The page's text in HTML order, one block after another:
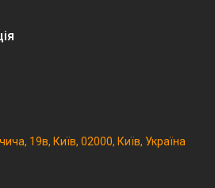
19в, Київ, 02000, Київ, Україна